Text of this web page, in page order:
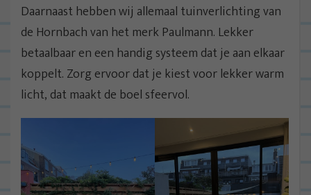
Daarnaast hebben wij allemaal tuinverlichting van
de Hornbach van het merk Paulmann. Lekker
betaalbaar en een handig systeem dat je aan elkaar
koppelt. Zorg ervoor dat je kiest voor lekker warm
licht, dat maakt de boel sfeervol.